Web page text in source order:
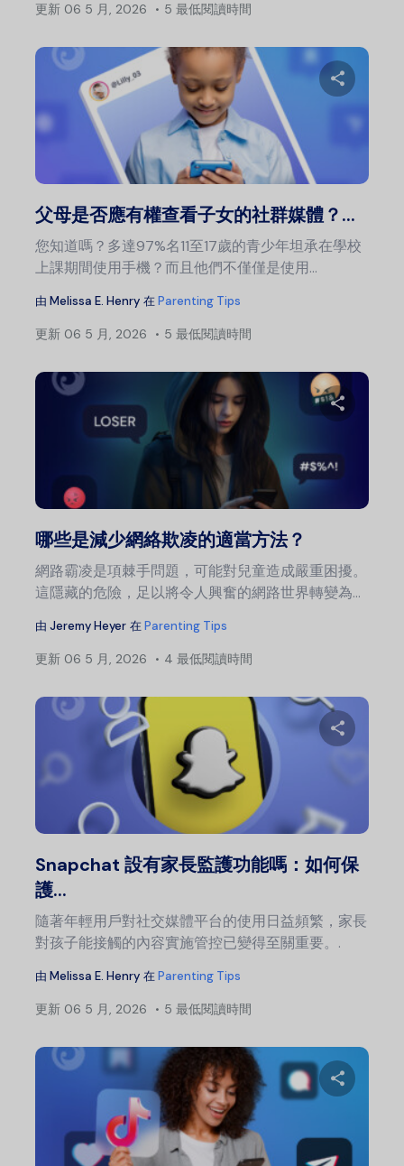
更新 06 5 月, 2026 5 最低閱讀時間
父母是否應有權查看子女的社群媒體？...
您知道嗎？多達97%名11至17歲的青少年坦承在學校
上課期間使用手機？而且他們不僅僅是使用...
由 Melissa E. Henry 在Parenting Tips
更新 06 5 月, 2026 5 最低閱讀時間
哪些是減少網絡欺凌的適當方法？
網路霸凌是項棘手問題，可能對兒童造成嚴重困擾。
這隱藏的危險，足以將令人興奮的網路世界轉變為...
由 Jeremy Heyer 在Parenting Tips
更新 06 5 月, 2026 4 最低閱讀時間
Snapchat 設有家長監護功能嗎：如何保
護...
隨著年輕用戶對社交媒體平台的使用日益頻繁，家長
對孩子能接觸的內容實施管控已變得至關重要。.
由 Melissa E. Henry 在Parenting Tips
更新 06 5 月, 2026 5 最低閱讀時間